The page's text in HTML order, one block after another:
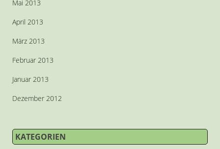
Mai 2013
April 2013
März 2013
Februar 2013
Januar 2013
Dezember 2012
KATEGORIEN